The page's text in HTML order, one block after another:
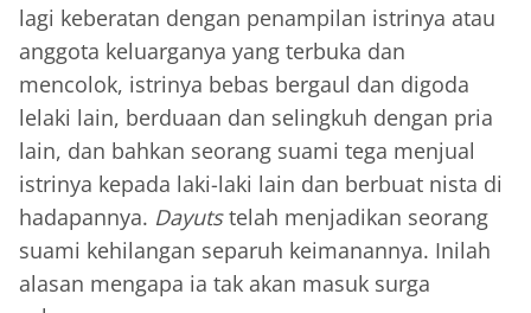
lagi keberatan dengan penampilan istrinya atau
anggota keluarganya yang terbuka dan
mencolok, istrinya bebas bergaul dan digoda
lelaki lain, berduaan dan selingkuh dengan pria
lain, dan bahkan seorang suami tega menjual
istrinya kepada laki-laki lain dan berbuat nista di
hadapannya. Dayutstelah menjadikan seorang
suami kehilangan separuh keimanannya. Inilah
alasan mengapa ia tak akan masuk surga